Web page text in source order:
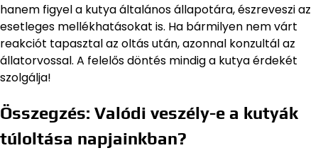
hanem figyel a kutya általános állapotára, észreveszi az
esetleges mellékhatásokat is. Ha bármilyen nem várt
reakciót tapasztal az oltás után, azonnal konzultál az
állatorvossal. A felelős döntés mindig a kutya érdekét
szolgálja!
Összegzés: Valódi veszély-e a kutyák
túloltása napjainkban?